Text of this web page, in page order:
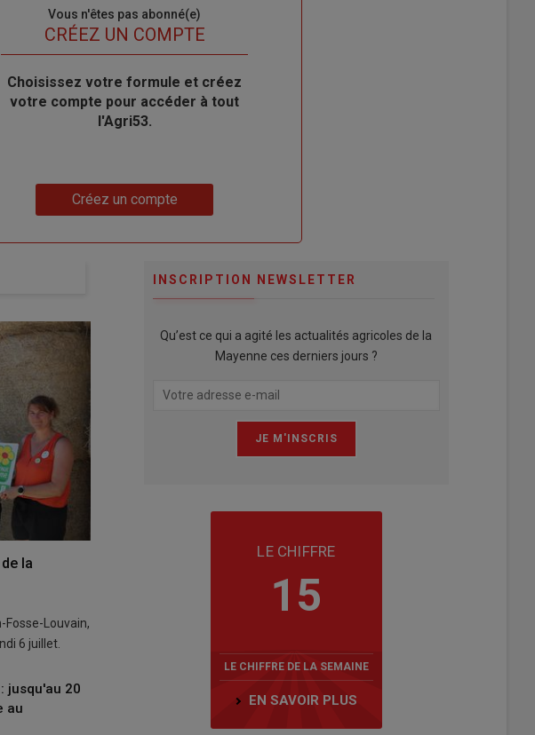
Vous n'êtes pas abonné(e)
TITRECRÉEZ UN COMPTE
Body
Choisissez votre formule et créez
votre compte pour accéder à tout
l'Agri53.
Créez un compte
la
Fosse-Louvain,
6 juillet.
jusqu'au 20
au
INSCRIPTION NEWSLETTER
Qu’est ce qui a agité les actualités agricoles de la
Mayenne ces derniers jours ?
LE CHIFFRE
15
LE CHIFFRE DE LA SEMAINE
EN SAVOIR PLUS